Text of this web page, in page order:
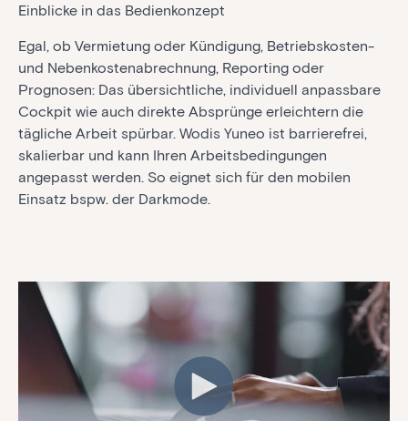
Einblicke in das Bedienkonzept
Egal, ob Vermietung oder Kündigung, Betriebskosten-
und Nebenkostenabrechnung, Reporting oder
Prognosen: Das übersichtliche, individuell anpassbare
Cockpit wie auch direkte Absprünge erleichtern die
tägliche Arbeit spürbar. Wodis Yuneo ist barrierefrei,
skalierbar und kann Ihren Arbeitsbedingungen
angepasst werden. So eignet sich für den mobilen
Einsatz bspw. der Darkmode.